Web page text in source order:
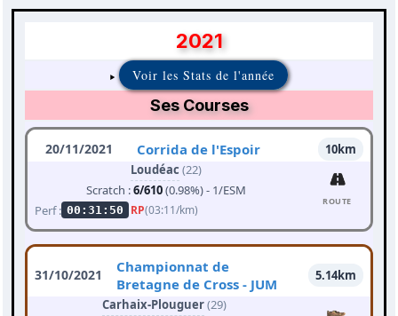
2021
Voir les Stats de l'année
Ses Courses
20/11/2021 Corrida de l'Espoir
10km
Loudéac (22)
Scratch :6/610(0.98%) - 1/ESM
Perf : 00:31:50 RP(03:11/km)
ROUTE
31/10/2021
Championnat de
Bretagne de Cross - JUM
5.14km
Carhaix-Plouguer(29)